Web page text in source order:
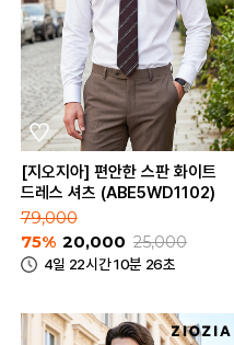
[지오지아] 편안한 스판 화이트
드레스 셔츠 (ABE5WD1102)
79,000
75% 20,000 25,000
4일 22시간 10분 26초